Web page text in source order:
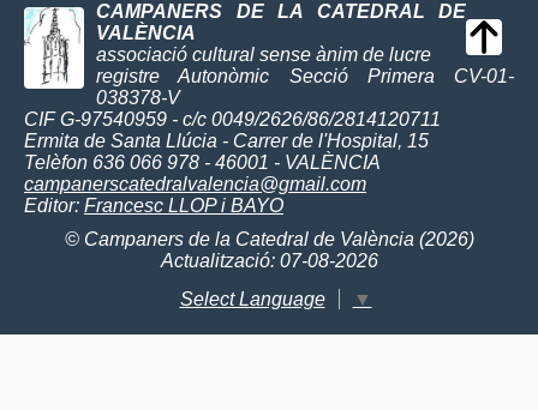
CAMPANERS DE LA CATEDRAL DE
VALÈNCIA
associació cultural sense ànim de lucre
registre Autonòmic Secció Primera CV-01-
038378-V
CIF G-97540959 - c/c 0049/2626/86/2814120711
Ermita de Santa Llúcia - Carrer de l'Hospital, 15
Telèfon 636 066 978 - 46001 - VALÈNCIA
campanerscatedralvalencia@gmail.com
Editor: Francesc LLOP i BAYO
© Campaners de la Catedral de València (2026)
Actualització: 07-08-2026
Select Language
▼